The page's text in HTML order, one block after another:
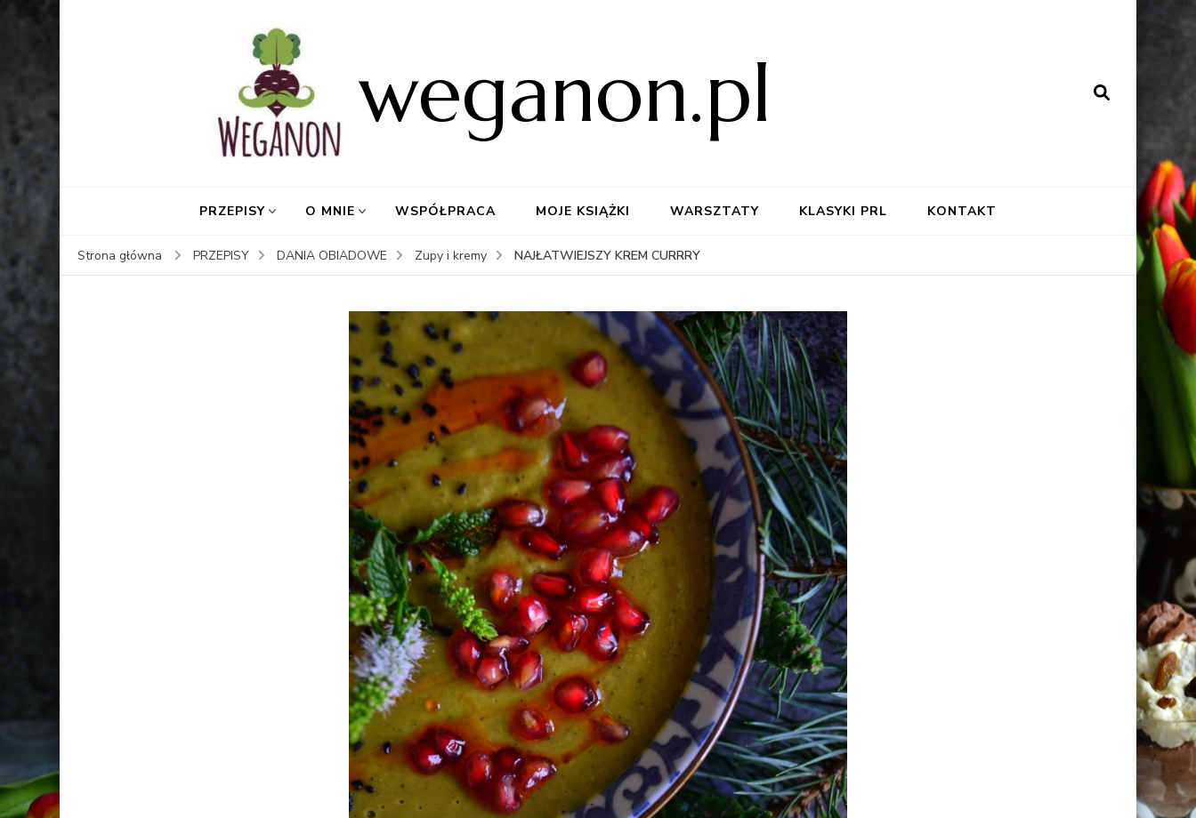
weganon.pl
PRZEPISY O MNIE WSPÓŁPRACA MOJE KSIĄŻKI WARSZTATY KLASYKI PRL KONTAKT
Strona główna PRZEPISY DANIA OBIADOWE Zupy i kremy NAJŁATWIEJSZY KREM CURRRY